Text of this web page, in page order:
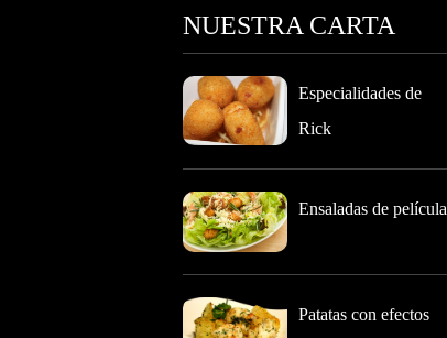
NUESTRA CARTA
Especialidades de
Rick
Ensaladas de película
Patatas con efectos